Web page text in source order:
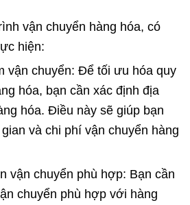
vận chuyển hàng hóa, có
hiện:
vận chuyển: Để tối ưu hóa quy
hóa, bạn cần xác định địa
hóa. Điều này sẽ giúp bạn
và chi phí vận chuyển hàng
vận chuyển phù hợp: Bạn cần
chuyển phù hợp với hàng